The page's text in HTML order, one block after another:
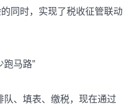
同时，实现了税收征管联动
马路”
、填表、缴税，现在通过